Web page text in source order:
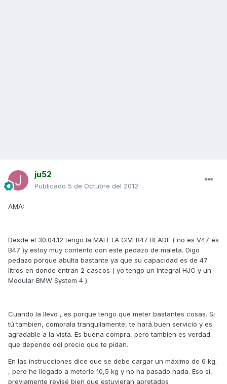
ju52
Publicado 5 de Octubre del 2012
AMA:
Desde el 30.04.12 tengo la MALETA GIVI B47 BLADE ( no es V47 es
B47 )y estoy muy contento con este pedazo de maleta. Digo
pedazo porque abulta bastante ya que su capacidad es de 47
litros en donde entran 2 cascos ( yo tengo un Integral HJC y un
Modular BMW System 4 ).
Cuando la llevo , es porque tengo que meter bastantes cosas. Si
tú tambien, comprala tranquilamente, te hará buen servicio y es
agradable a la vista. Es buena compra, pero tambien es verdad
que depende del precio que te pidan.
En las instrucciones dice que se debe cargar un máximo de 6 kg.
, pero he llegado a meterle 10,5 kg y no ha pasado nada. Eso sí,
previamente revisé bien que estuvieran apretados